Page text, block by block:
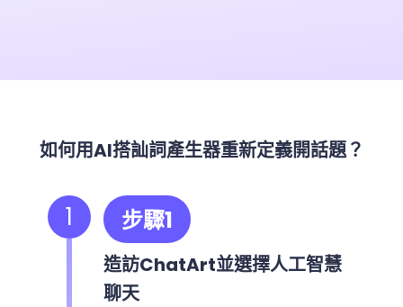
如何用AI搭訕詞產生器重新定義開話題？
1 步驟1
造訪ChatArt並選擇人工智慧
聊天